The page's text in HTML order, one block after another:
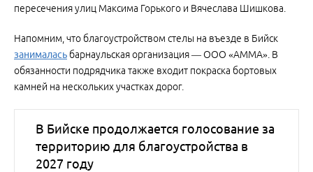
пересечения улиц Максима Горького и Вячеслава Шишкова.
Напомним, что благоустройством стелы на въезде в Бийск
занималасьбарнаульская организация — ООО «АММА». В
обязанности подрядчика также входит покраска бортовых
камней на нескольких участках дорог.
В Бийске продолжается голосование за
территорию для благоустройства в
2027 году